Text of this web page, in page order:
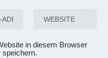
in diesem Browser
speichern.